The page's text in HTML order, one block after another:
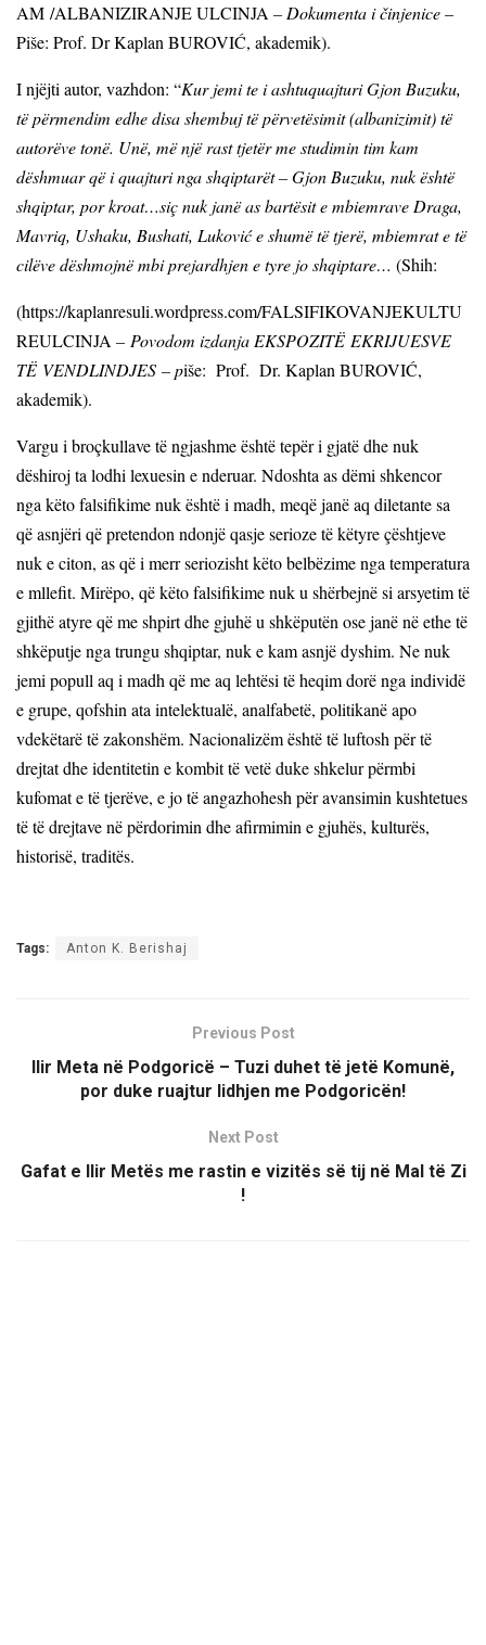
AM /ALBANIZIRANJE ULCINJA – Dokumenta i činjenice –
Piše: Prof. Dr Kaplan BUROVIĆ, akademik).
I njëjti autor, vazhdon: “Kur jemi te i ashtuquajturi Gjon Buzuku,
të përmendim edhe disa shembuj të përvetësimit (albanizimit) të
autorëve tonë. Unë, më një rast tjetër me studimin tim kam
dëshmuar që i quajturi nga shqiptarët –Gjon Buzuku, nuk është
shqiptar, por kroat…siç nuk janë as bartësit e mbiemrave Draga,
Mavriq, Ushaku, Bushati, Luković e shumë të tjerë, mbiemrat e të
cilëve dëshmojnë mbi prejardhjen e tyre jo shqiptare… (Shih:
(https://kaplanresuli.wordpress.com/FALSIFIKOVANJEKULTU
REULCINJA – Povodom izdanja EKSPOZITË EKRIJUESVE
TË VENDLINDJES – piše: Prof. Dr. Kaplan BUROVIĆ,
akademik).
Vargu i broçkullave të ngjashme është tepër i gjatë dhe nuk
dëshiroj ta lodhi lexuesin e nderuar. Ndoshta as dëmi shkencor
nga këto falsifikime nuk është i madh, meqë janë aq diletante sa
që asnjëri që pretendon ndonjë qasje serioze të këtyre çështjeve
nuk e citon, as që i merr seriozisht këto belbëzime nga temperatura
e mllefit. Mirëpo, që këto falsifikime nuk u shërbejnë si arsyetim të
gjithë atyre që me shpirt dhe gjuhë u shkëputën ose janë në ethe të
shkëputje nga trungu shqiptar, nuk e kam asnjë dyshim. Ne nuk
jemi popull aq i madh që me aq lehtësi të heqim dorë nga individë
e grupe, qofshin ata intelektualë, analfabetë, politikanë apo
vdekëtarë të zakonshëm. Nacionalizëm është të luftosh për të
drejtat dhe identitetin e kombit të vetë duke shkelur përmbi
kufomat e të tjerëve, e jo të angazhohesh për avansimin kushtetues
të të drejtave në përdorimin dhe afirmimin e gjuhës, kulturës,
historisë, traditës.
Tags: Anton K. Berishaj
Previous Post
Ilir Meta në Podgoricë – Tuzi duhet të jetë Komunë,
por duke ruajtur lidhjen me Podgoricën!
Next Post
Gafat e Ilir Metës me rastin e vizitës së tij në Mal të Zi
!